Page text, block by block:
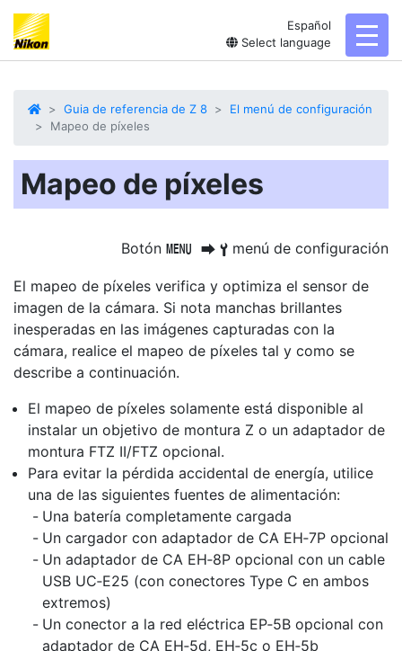
Español
Select language
Guia de referencia de Z 8
El menú de configuración
Mapeo de píxeles
Mapeo de píxeles
Botón G U B menú de configuración
El mapeo de píxeles verifica y optimiza el sensor de
imagen de la cámara. Si nota manchas brillantes
inesperadas en las imágenes capturadas con la
cámara, realice el mapeo de píxeles tal y como se
describe a continuación.
El mapeo de píxeles solamente está disponible al
instalar un objetivo de montura Z o un adaptador de
montura FTZ II/FTZ opcional.
Para evitar la pérdida accidental de energía, utilice
una de las siguientes fuentes de alimentación:
Una batería completamente cargada
Un cargador con adaptador de CA EH‑7P opcional
Un adaptador de CA EH‑8P opcional con un cable
USB UC‑E25 (con conectores Type C en ambos
extremos)
Un conector a la red eléctrica EP‑5B opcional con
adaptador de CA EH‑5d, EH‑5c o EH‑5b